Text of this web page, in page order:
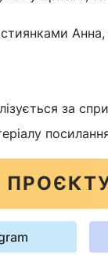
Анна,
за